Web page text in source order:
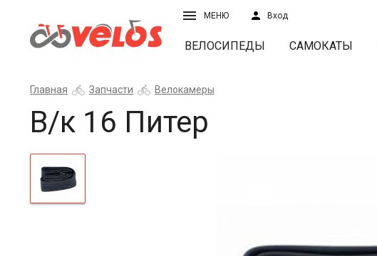
МЕНЮ Вход
ВЕЛОСИПЕДЫ САМОКАТЫ
Главная Запчасти Велокамеры
В/к 16 Питер